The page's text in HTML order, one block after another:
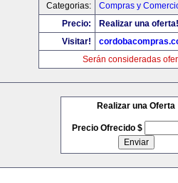
Categorias:
Compras y
Precio:
Realizar una oferta!
Visitar!
Serán consideradas
Realizar una Oferta
Precio Ofrecido $